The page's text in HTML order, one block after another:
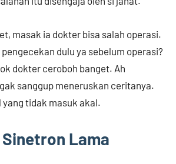
masak ia dokter bisa salah operasi.
dulu ya sebelum operasi?
dokter ceroboh banget. Ah
sanggup meneruskan ceritanya.
yang tidak masuk akal.
Lama